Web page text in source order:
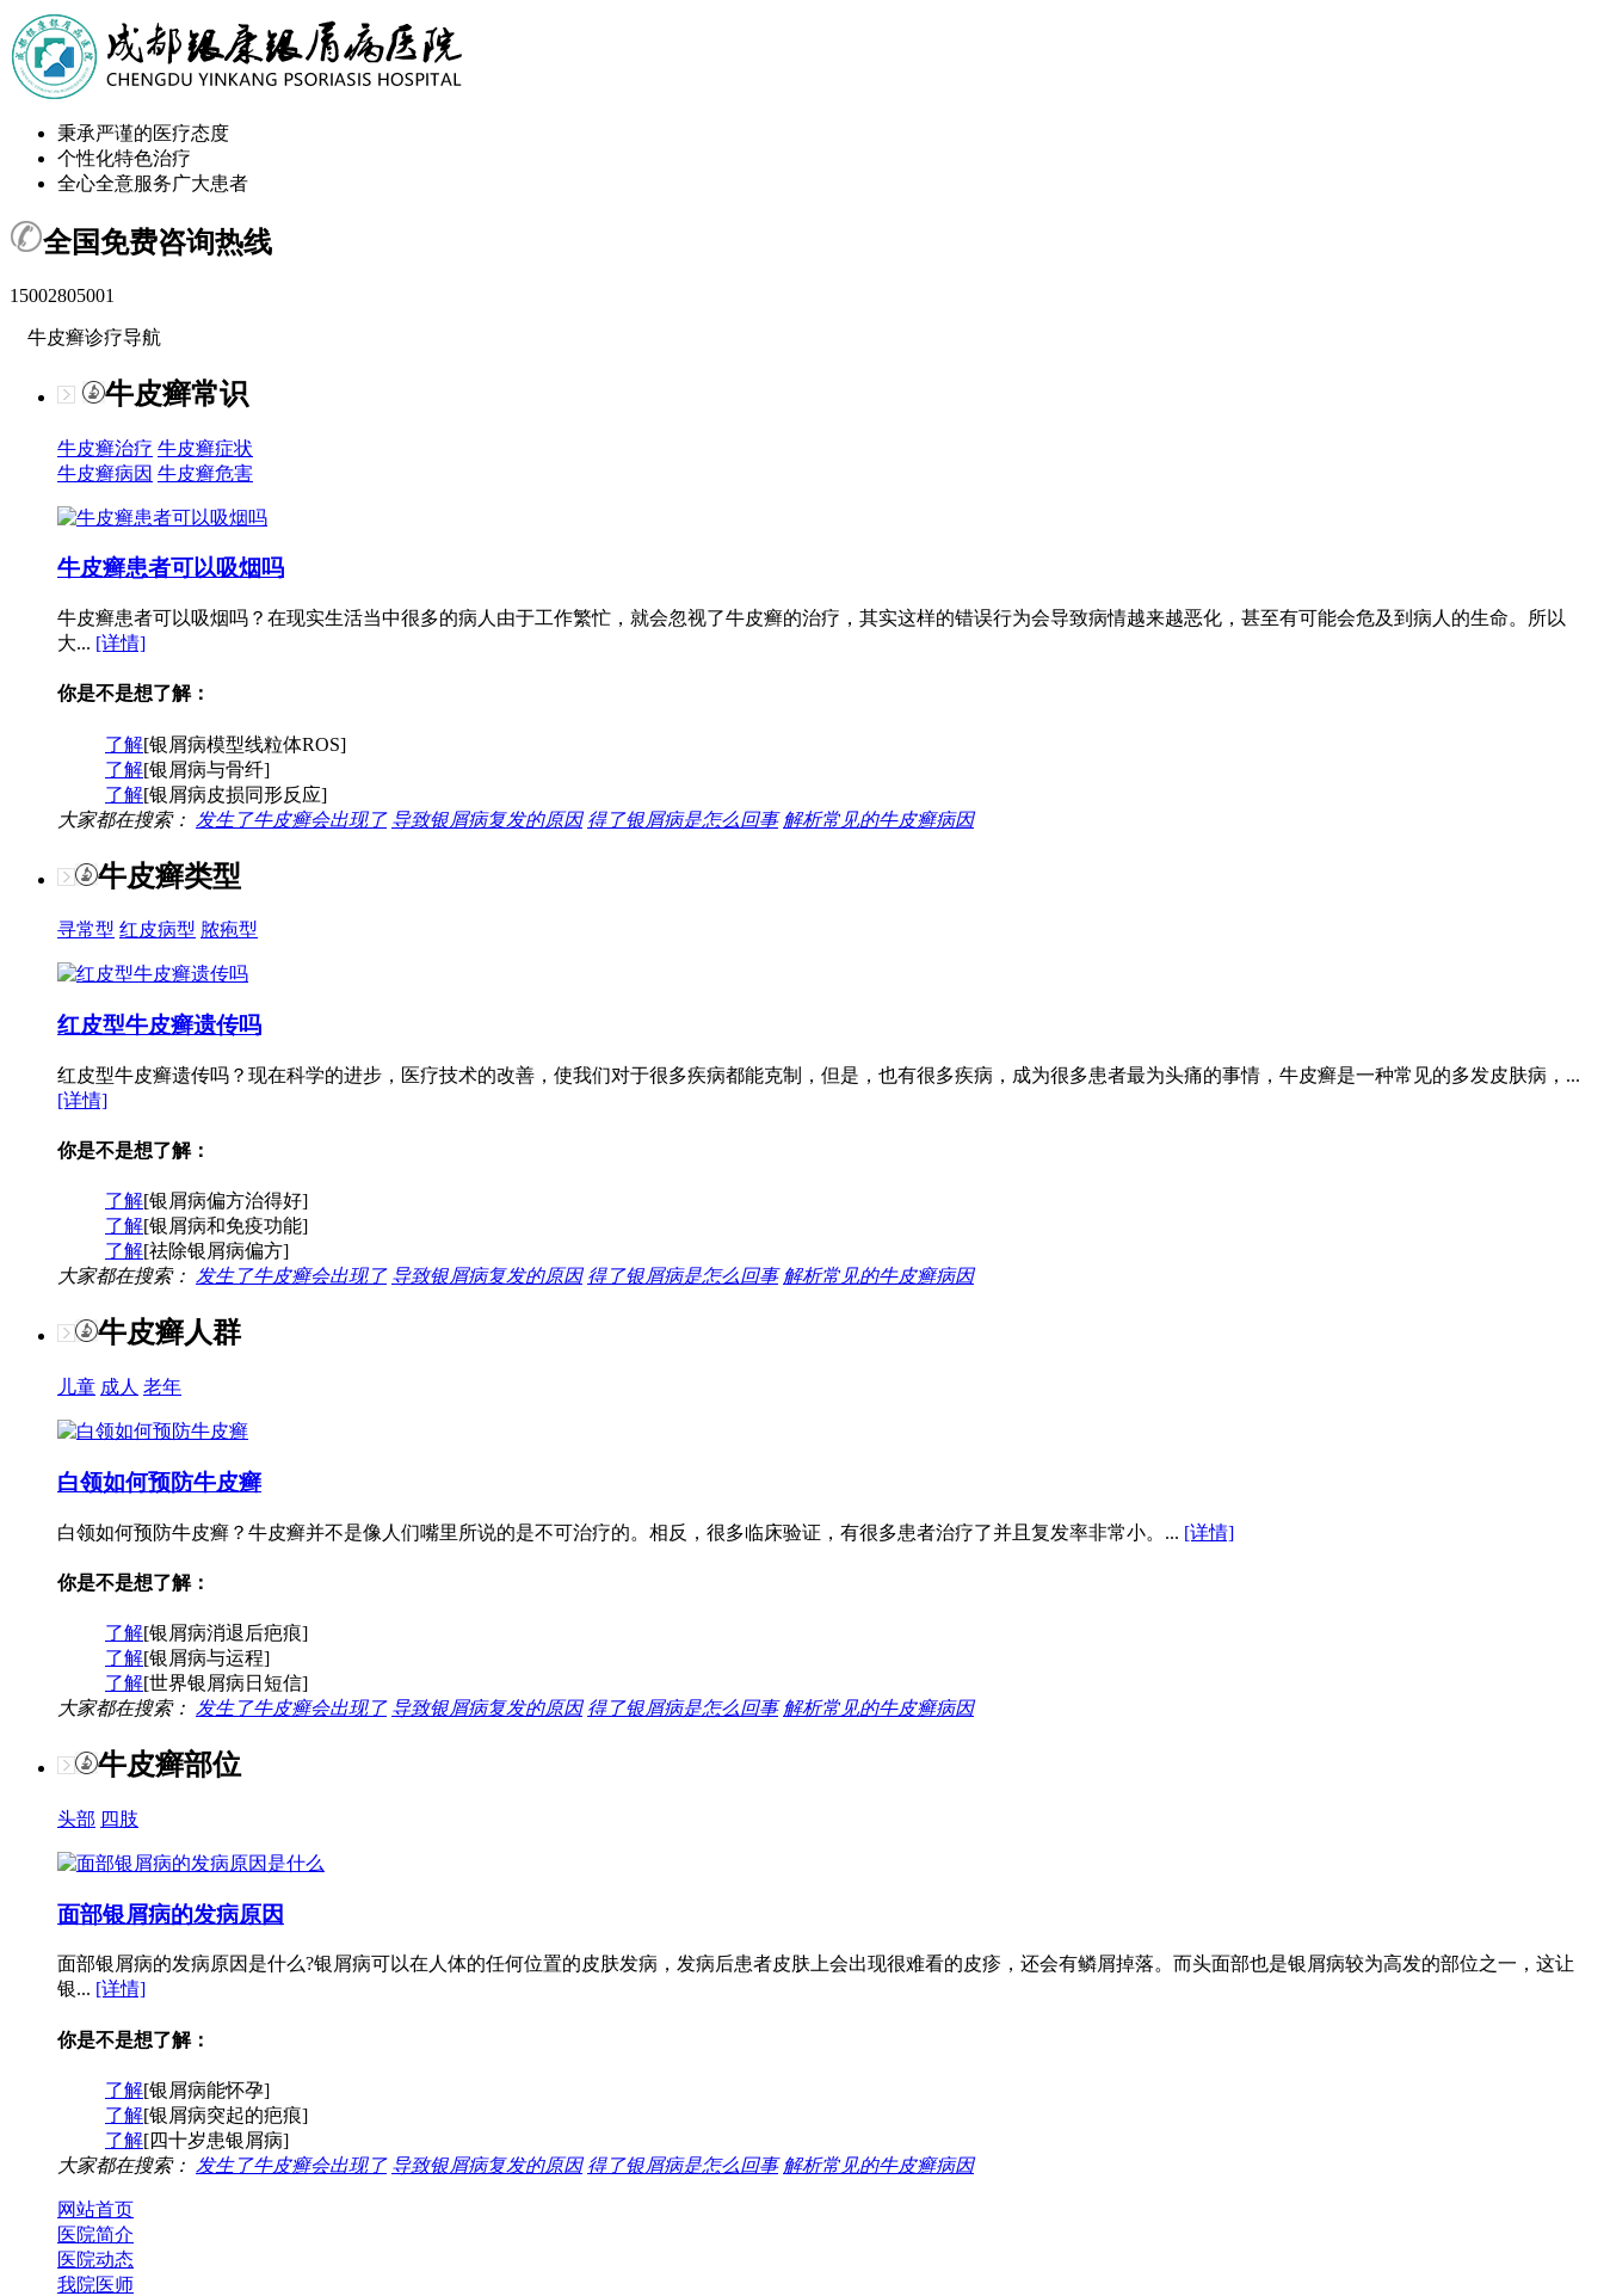
秉承严谨的医疗态度
个性化特色治疗
全心全意服务广大患者
全国免费咨询热线
15002805001
牛皮癣诊疗导航
牛皮癣常识
牛皮癣治疗 牛皮癣症状
牛皮癣病因 牛皮癣危害
牛皮癣患者可以吸烟吗
牛皮癣患者可以吸烟吗？在现实生活当中很多的病人由于工作繁忙，就会忽视了牛皮癣的治疗，其实这样的错误行为会导致病情越来越恶化，甚至有可能会危及到病人的生命。所以
大... [详情]
你是不是想了解：
了解[银屑病模型线粒体ROS]
了解[银屑病与骨纤]
了解[银屑病皮损同形反应]
大家都在搜索： 发生了牛皮癣会出现了 导致银屑病复发的原因 得了银屑病是怎么回事 解析常见的牛皮癣病因
牛皮癣类型
寻常型 红皮病型 脓疱型
红皮型牛皮癣遗传吗
红皮型牛皮癣遗传吗？现在科学的进步，医疗技术的改善，使我们对于很多疾病都能克制，但是，也有很多疾病，成为很多患者最为头痛的事情，牛皮癣是一种常见的多发皮肤病，...
[详情]
你是不是想了解：
了解[银屑病偏方治得好]
了解[银屑病和免疫功能]
了解[祛除银屑病偏方]
大家都在搜索： 发生了牛皮癣会出现了 导致银屑病复发的原因 得了银屑病是怎么回事 解析常见的牛皮癣病因
牛皮癣人群
儿童 成人 老年
白领如何预防牛皮癣
白领如何预防牛皮癣？牛皮癣并不是像人们嘴里所说的是不可治疗的。相反，很多临床验证，有很多患者治疗了并且复发率非常小。... [详情]
你是不是想了解：
了解[银屑病消退后疤痕]
了解[银屑病与运程]
了解[世界银屑病日短信]
大家都在搜索： 发生了牛皮癣会出现了 导致银屑病复发的原因 得了银屑病是怎么回事 解析常见的牛皮癣病因
牛皮癣部位
头部 四肢
面部银屑病的发病原因
面部银屑病的发病原因是什么?银屑病可以在人体的任何位置的皮肤发病，发病后患者皮肤上会出现很难看的皮疹，还会有鳞屑掉落。而头面部也是银屑病较为高发的部位之一，这让
银... [详情]
你是不是想了解：
了解[银屑病能怀孕]
了解[银屑病突起的疤痕]
了解[四十岁患银屑病]
大家都在搜索： 发生了牛皮癣会出现了 导致银屑病复发的原因 得了银屑病是怎么回事 解析常见的牛皮癣病因
网站首页
医院简介
医院动态
我院医师